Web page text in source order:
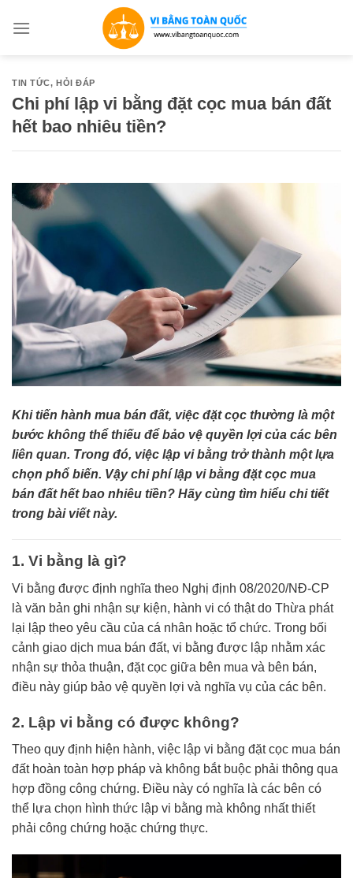
qua
TIN TỨC,HỎI ĐÁP
Chi phí lập vi bằng đặt cọc mua bán đất
hết bao nhiêu tiền?
Khi tiến hành mua bán đất, việc đặt cọc thường là một
bước không thể thiếu để bảo vệ quyền lợi của các bên
liên quan. Trong đó, việc lập vi bằng trở thành một lựa
chọn phổ biến. Vậy chi phí lập vi bằng đặt cọc mua
bán đất hết bao nhiêu tiền? Hãy cùng tìm hiểu chi tiết
trong bài viết này.
1. Vi bằng là gì?
Vi bằng được định nghĩa theo Nghị định 08/2020/NĐ-CP
là văn bản ghi nhận sự kiện, hành vi có thật do Thừa phát
lại lập theo yêu cầu của cá nhân hoặc tổ chức. Trong bối
cảnh giao dịch mua bán đất, vi bằng được lập nhằm xác
nhận sự thỏa thuận, đặt cọc giữa bên mua và bên bán,
điều này giúp bảo vệ quyền lợi và nghĩa vụ của các bên.
2. Lập vi bằng có được không?
Theo quy định hiện hành, việc lập vi bằng đặt cọc mua bán
đất hoàn toàn hợp pháp và không bắt buộc phải thông qua
hợp đồng công chứng. Điều này có nghĩa là các bên có
thể lựa chọn hình thức lập vi bằng mà không nhất thiết
phải công chứng hoặc chứng thực.